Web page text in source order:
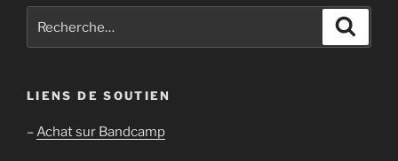
pour
LIENS DE SOUTIEN
–Achat sur Bandcamp